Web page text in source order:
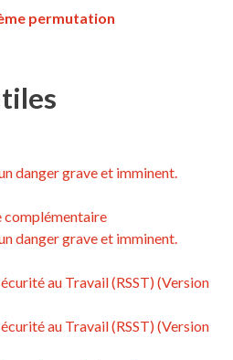
permutation
danger grave et imminent.
complémentaire
danger grave et imminent.
au Travail (RSST) (Version
au Travail (RSST) (Version